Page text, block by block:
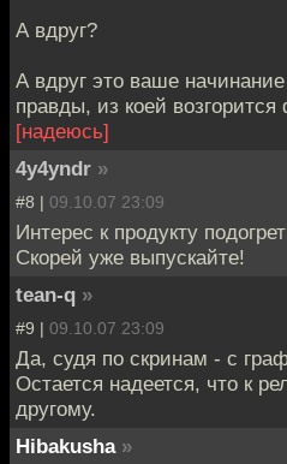
А вдруг?
А вдруг это ваше
правды, из коей
[надеюсь]
4y4yndr »
#8 | 09.10.07 23:09
Интерес к продукту
Скорей уже выпускайте!
tean-q »
#9 | 09.10.07 23:09
Да, судя по скринам - с
Остается надеется, что к
другому.
Hibakusha »